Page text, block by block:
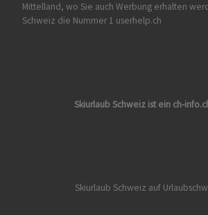
Mittelland, wo Sie auch Werbung erhalten
Schweiz die Nummer 1 userhelp.ch
Skiurlaub Schweiz ist ein ch-
Skiurlaub Schweiz auf